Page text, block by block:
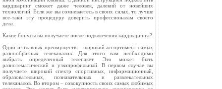
кардшаринг сможет даже человек, далекий от новейших
технологий. Если же вы сомневаетесь в своих силах, то лучше
все-таки эту процедуру доверить профессионалам своего
дела.
Какие бонусы вы получаете после подключения кардшаринга?
Одно из главных преимуществ – широкий ассортимент самых
разнообразных телеканалов. Для этого вам необходимо
выбрать определенный телепакет. Это может быть
разнотематический и узкопрофильный. В первом случае вы
получаете широкий спектр спортивных, информационный,
образовательных, познавательных и развлекательных
телеканалов. Во втором – совокупность своих самых любимых